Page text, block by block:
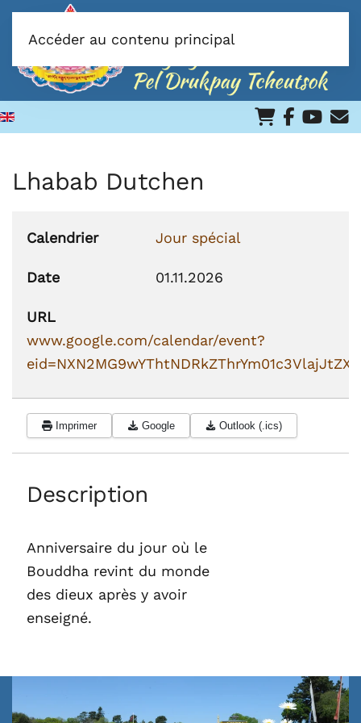
Accéder au contenu principal
Lhabab Dutchen
Calendrier Jour spécial
Date 01.11.2026
URL
www.google.com/calendar/event?
Imprimer Google Outlook (.ics)
Description
Anniversaire du jour où le
Bouddha revint du monde
des dieux après y avoir
enseigné.